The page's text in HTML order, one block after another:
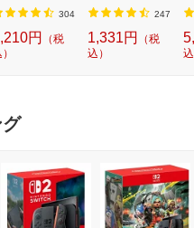
304
円
（税
機 洗浄 洗剤 750m
l NW2]【rb_pcp】
247
1,331円
（税
込）
T